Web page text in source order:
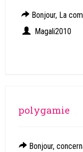
Bonjour, La
Magali2010
polygamie
Bonjour,